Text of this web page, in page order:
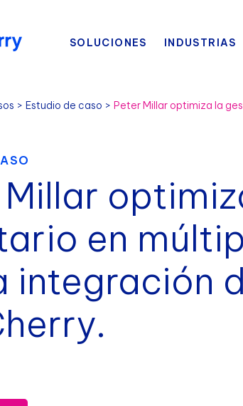
SOLUCIONES INDUSTRIAS
Estudio de caso
en
integración